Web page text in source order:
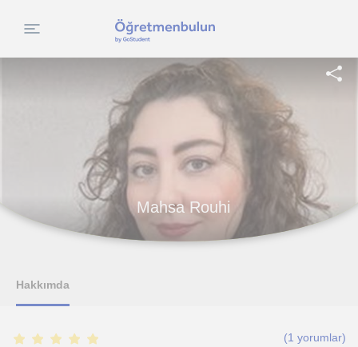
Mahsa Rouhi
Hakkımda
(1 yorumlar)